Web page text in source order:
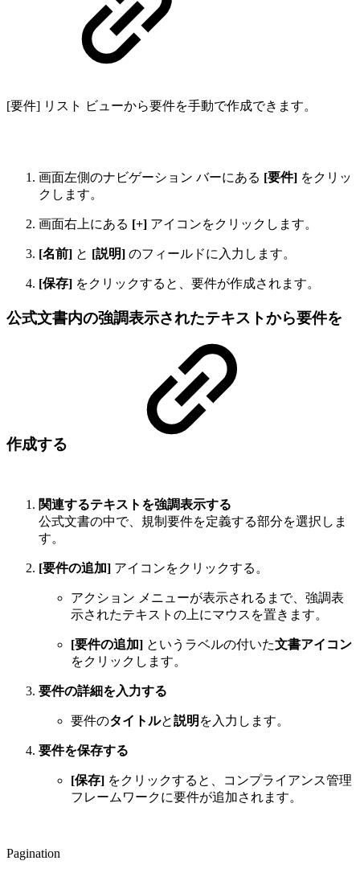
[要件] リスト ビューから要件を手動で作成できます。
画面左側のナビゲーション バーにある [要件] をクリッ
クします。
画面右上にある [+] アイコンをクリックします。
[名前] と [説明] のフィールドに入力します。
[保存] をクリックすると、要件が作成されます。
公式文書内の強調表示されたテキストから要件を
作成する
関連するテキストを強調表示する
公式文書の中で、規制要件を定義する部分を選択しま
す。
[要件の追加] アイコンをクリックする。
アクション メニューが表示されるまで、強調表
示されたテキストの上にマウスを置きます。
[要件の追加] というラベルの付いた文書アイコン
をクリックします。
要件の詳細を入力する
要件のタイトルと説明 を入力します。
要件を保存する
[保存] をクリックすると、コンプライアンス管理
フレームワークに要件が追加されます。
Pagination